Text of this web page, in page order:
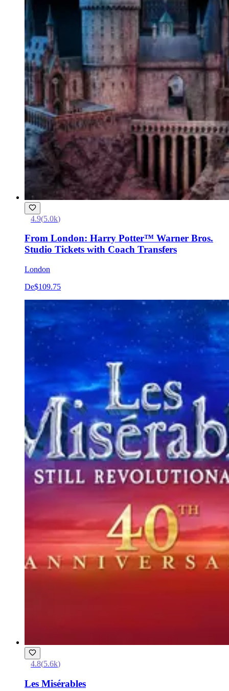
4.9(5.0k)
From London: Harry Potter™ Warner Bros.
Studio Tickets with Coach Transfers
London
De$109.75
4.8(5.6k)
Les Misérables